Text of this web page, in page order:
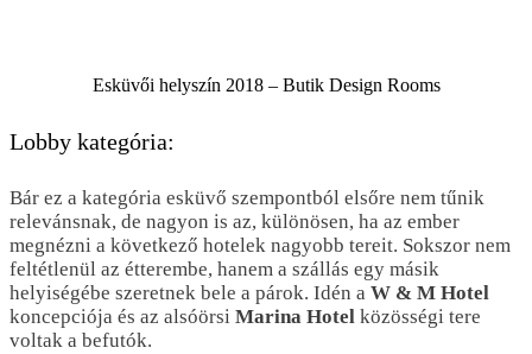
Esküvői helyszín 2018 – Butik Design Rooms
Lobby kategória:
Bár ez a kategória esküvő szempontból elsőre nem tűnik
relevánsnak, de nagyon is az, különösen, ha az ember
megnézni a következő hotelek nagyobb tereit. Sokszor nem
feltétlenül az étterembe, hanem a szállás egy másik
helyiségébe szeretnek bele a párok. Idén a W & M Hotel
koncepciója és az alsóörsi Marina Hotel közösségi tere
voltak a befutók.